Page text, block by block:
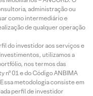
administração ou
como intermediário e
de qualquer operação
do investidor aos serviços e
utilizamos a
nos termos das
nº 01 e do Código ANBIMA
metodologia consiste em
perfil de investidor